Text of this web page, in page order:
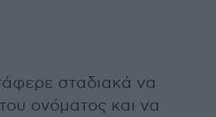
σταδιακά να
ονόματος και να